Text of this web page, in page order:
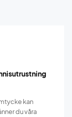
kan
du våra